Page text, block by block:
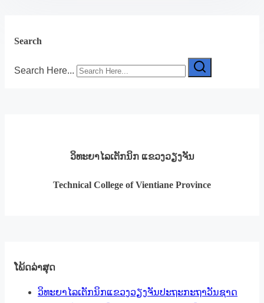
Search
Search Here...
ວິທະຍາໄລເຕັກນິກ ແຂວງວຽງຈັນ
Technical College of Vientiane Province
ໂພ້ດລ່າສຸດ
ວິທະຍາໄລເຕັກນິກແຂວງວຽງຈັນປະຖະກະຖາວັນຊາດ